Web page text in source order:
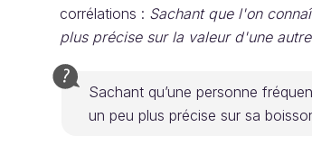
corrélations : Sachant que l'on
plus précise sur la valeur d'une
Sachant qu’une personne
un peu plus précise sur sa